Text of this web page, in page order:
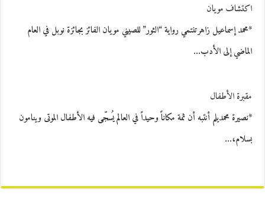
اكتشاف مويان
*محمد إسماعيل زاهرتنتمي رواية “الثور” للصيني مويان الفائز بجائزة نوبل في العام
الماضي إلى الأدب…
مقبرة الأطفال
*نصيرة محمديلم أنتبه أن ثمة مكاناً وحيداً في العالم يُسجّى فيه الأطفال الموتى وينامون
بسلام،…